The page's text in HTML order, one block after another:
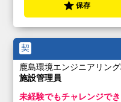
保存
契
鹿島環境エンジニアリン
施設管理員
未経験でもチャレンジで